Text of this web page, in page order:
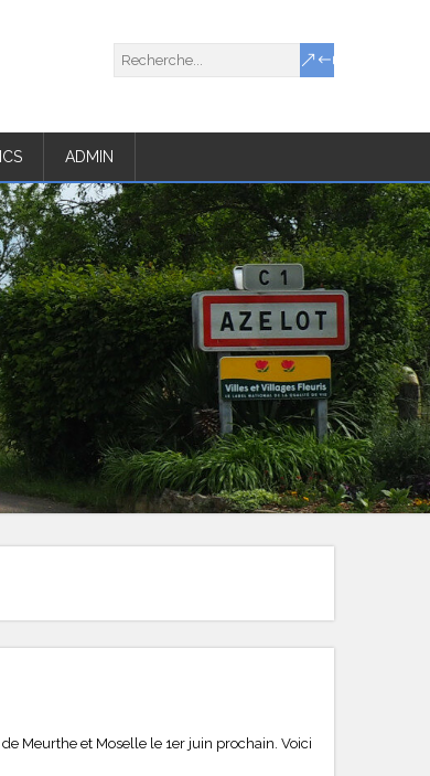
ADMIN
Meurthe et Moselle le 1er juin prochain. Voici